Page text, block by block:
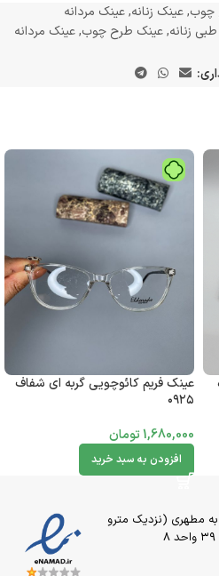
چوب,عینک زنانه,عینک مردانه
زنانه,عینک طرح چوب,عینک مردانه
عینک فریم کائوچویی گربه ای شفاف
۰۹۲۵
1,680,000تومان
افزودن به سبد خرید
به مطهری (نزدیک مترو